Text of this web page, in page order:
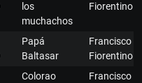
los
muchachos
Fiorentino
Papá
Baltasar
Francisco
Fiorentino
Colorao
Francisco